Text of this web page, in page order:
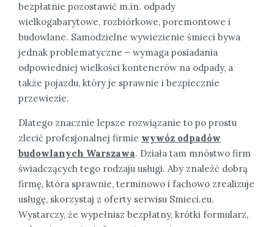
bezpłatnie pozostawić m.in. odpady
wielkogabarytowe, rozbiórkowe, poremontowe i
budowlane. Samodzielne wywiezienie śmieci bywa
jednak problematyczne – wymaga posiadania
odpowiedniej wielkości kontenerów na odpady, a
także pojazdu, który je sprawnie i bezpiecznie
przewiezie.
Dlatego znacznie lepsze rozwiązanie to po prostu
zlecić profesjonalnej firmie wywóz odpadów
budowlanych Warszawa. Działa tam mnóstwo firm
świadczących tego rodzaju usługi. Aby znaleźć dobrą
firmę, która sprawnie, terminowo i fachowo zrealizuje
usługę, skorzystaj z oferty serwisu Smieci.eu.
Wystarczy, że wypełnisz bezpłatny, krótki formularz,